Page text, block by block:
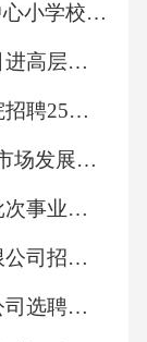
的说法，
属氧化物
因为闪电
伊通满族自治县伊通镇满族中心小学校一年级数学加减法练习题
2026年上半年第十师北屯市引进高层次事业编工作人员备考题库（6人）附答案详解（夺分金卷）
2026湖南郴州市第三人民医院招聘25人备考题库附答案详解（满分必刷）
2026-2030中国杀菌设备行业市场发展趋势与前景展望战略分析研究报告
2026河北保定市顺平县第二批次事业单位选调69人备考题库及答案详解一套
2026中国铁路武汉局集团有限公司招聘高校毕业生268人备考题库（三）有答案详解
2026四川涪创发展集团有限公司选聘兼职外部董事1人备考题库及答案详解（夺冠系列）